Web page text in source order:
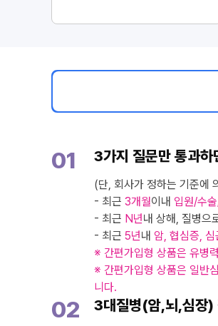
01 3가지 질문만 통과하
(단, 회사가 정하는 기준에
- 최근 3개월이내 입원/수
- 최근 N년내 상해, 질병으
- 최근 5년내 암, 협심증,
※ 간편가입형 상품은 유병
※ 간편가입형 상품은 일반
니다.
02 3대질병(암,뇌,심장)